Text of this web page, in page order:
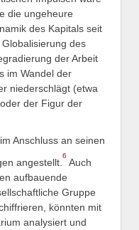
die ungeheure
des Kapitals seit
des
der Arbeit
im Wandel der
niederschlägt (etwa
der Figur der
Anschluss an seinen
angestellt.
6
Auch
aufbauende
Gruppe
könnten mit
analysiert und